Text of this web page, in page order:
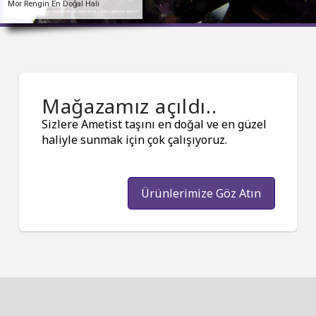
Mor Rengin En Doğal Hali
Doğanın kendine hayran bırakan muhteşemliğine bir kez daha şahit olacaksınız!
Mağazamız açıldı..
Sizlere Ametist taşını en doğal ve en güzel
haliyle sunmak için çok çalışıyoruz.
Ürünlerimize Göz Atın